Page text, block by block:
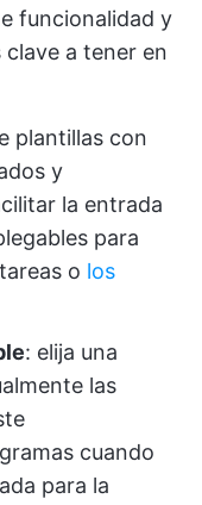
funcionalidad y
a tener en
plantillas con
y
la entrada
para
o los
: elija una
las
cuando
para la